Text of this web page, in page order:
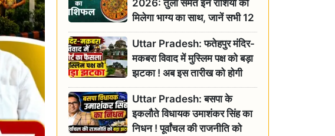
2026: तुला समेत इन राशियों को
मिलेगा भाग्य का साथ, जानें सभी 12
राशियों का दैनिक भाग्यफल
Uttar Pradesh: फतेहपुर मंदिर-
मकबरा विवाद में मुस्लिम पक्ष को बड़ा
झटका ! अब इस तारीख को होगी
सुनवाई
Uttar Pradesh: बसपा के
इकलौते विधायक उमाशंकर सिंह का
निधन ! पूर्वांचल की राजनीति को